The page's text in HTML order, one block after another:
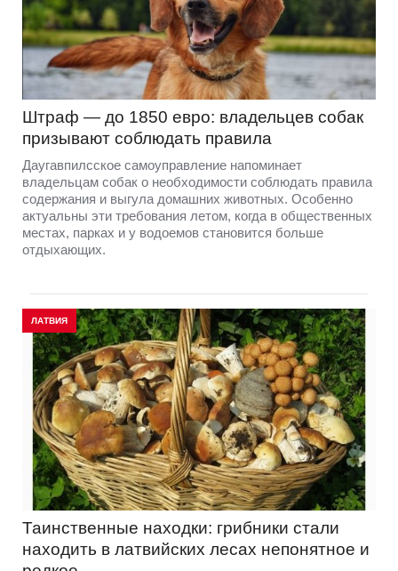
Штраф — до 1850 евро: владельцев собак
призывают соблюдать правила
Даугавпилсское самоуправление напоминает
владельцам собак о необходимости соблюдать правила
содержания и выгула домашних животных. Особенно
актуальны эти требования летом, когда в общественных
местах, парках и у водоемов становится больше
отдыхающих.
ЛАТВИЯ
Таинственные находки: грибники стали
находить в латвийских лесах непонятное и